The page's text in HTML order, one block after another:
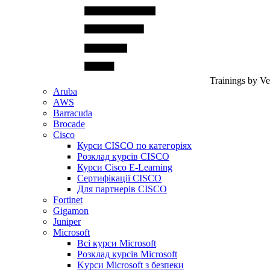
Trainings by
Aruba
AWS
Barracuda
Brocade
Cisco
Курси CISCO по категоріях
Розклад курсів CISCO
Курси Cisco E-Learning
Сертифікації CISCO
Для партнерів CISCO
Fortinet
Gigamon
Juniper
Microsoft
Всі курси Microsoft
Розклад курсів Microsoft
Kyрси Microsoft з безпеки